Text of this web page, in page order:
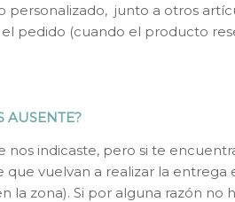
junto a otros
pedido (cuando el producto
AUSENTE?
indicaste, pero si te
vuelvan a realizar la
zona). Si por alguna razón